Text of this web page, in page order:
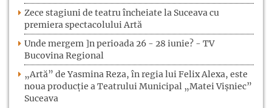
Zece stagiuni de teatru încheiate la Suceava cu
premiera spectacolului Artă
Unde mergem ]n perioada 26 - 28 iunie? - TV
Bucovina Regional
„Artă” de Yasmina Reza, în regia lui Felix Alexa, este
noua producție a Teatrului Municipal „Matei Vișniec”
Suceava